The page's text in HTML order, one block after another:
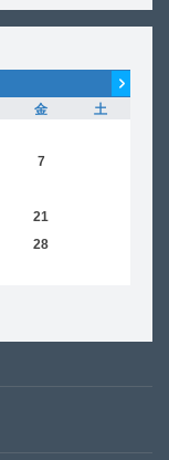
金
土
7
21
28